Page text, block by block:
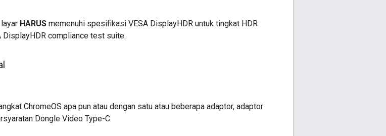
HARUS memenuhi spesifikasi VESA DisplayHDR untuk tingkat HDR
DisplayHDR compliance test suite.
ChromeOS apa pun atau dengan satu atau beberapa adaptor, adaptor
Dongle Video Type-C.